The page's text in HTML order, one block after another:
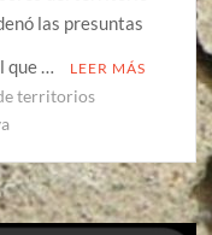
las presuntas
que …
LEER MÁS
territorios